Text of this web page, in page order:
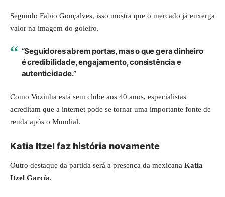
Segundo Fabio Gonçalves, isso mostra que o mercado já enxerga
valor na imagem do goleiro.
“Seguidores abrem portas, mas o que gera dinheiro
é credibilidade, engajamento, consistência e
autenticidade.”
Como Vozinha está sem clube aos 40 anos, especialistas
acreditam que a internet pode se tornar uma importante fonte de
renda após o Mundial.
Katia Itzel faz história novamente
Outro destaque da partida será a presença da mexicana Katia
Itzel García.